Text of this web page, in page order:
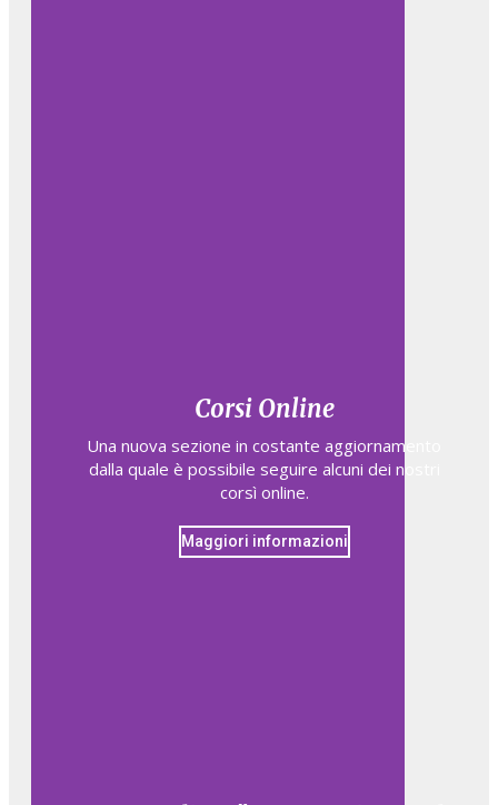
Corsi Online
Una nuova sezione in costante aggiornamento
dalla quale è possibile seguire alcuni dei nostri
corsì online.
Maggiori informazioni